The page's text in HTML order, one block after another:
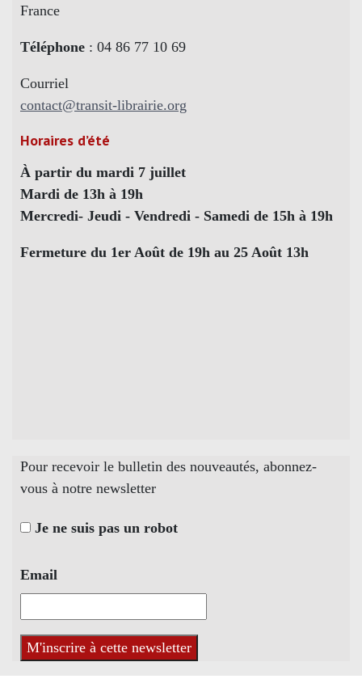
France
Téléphone : 04 86 77 10 69
Courriel
contact@transit-librairie.org
Horaires d’été
À partir du mardi 7 juillet
Mardi de 13h à 19h
Mercredi- Jeudi - Vendredi - Samedi de 15h à 19h
Fermeture du 1er Août de 19h au 25 Août 13h
Pour recevoir le bulletin des nouveautés, abonnez-
vous à notre newsletter
Je ne suis pas un robot
Email